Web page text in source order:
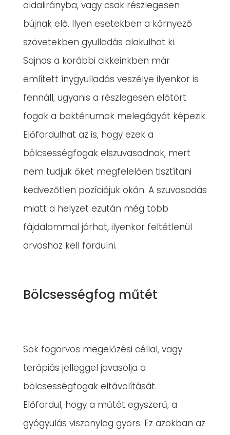
oldalirányba, vagy csak részlegesen
bújnak elő. Ilyen esetekben a környező
szövetekben gyulladás alakulhat ki.
Sajnos a korábbi cikkeinkben már
említett ínygyulladás veszélye ilyenkor is
fennáll, ugyanis a részlegesen előtört
fogak a baktériumok melegágyát képezik.
Előfordulhat az is, hogy ezek a
bölcsességfogak elszuvasodnak, mert
nem tudjuk őket megfelelően tisztítani
kedvezőtlen pozíciójuk okán. A szuvasodás
miatt a helyzet ezután még több
fájdalommal járhat, ilyenkor feltétlenül
orvoshoz kell fordulni.
Bölcsességfog műtét
Sok fogorvos megelőzési céllal, vagy
terápiás jelleggel javasolja a
bölcsességfogak eltávolítását.
Előfordul, hogy a műtét egyszerű, a
gyógyulás viszonylag gyors. Ez azokban az